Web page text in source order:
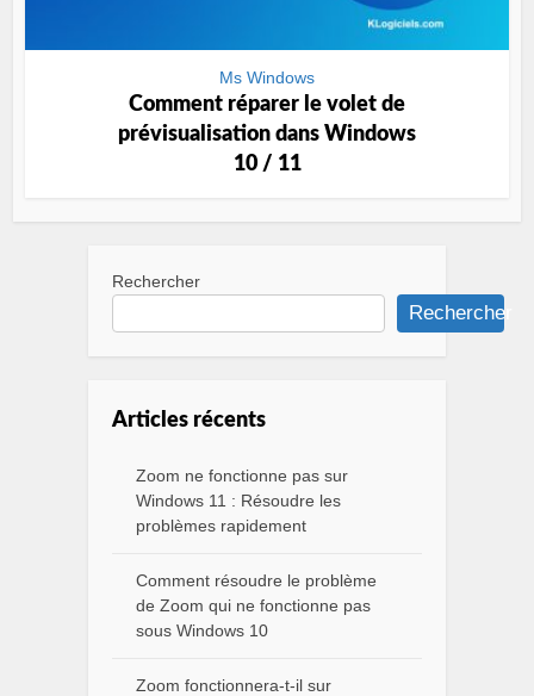
Ms Windows
Comment réparer le volet de
prévisualisation dans Windows
10 / 11
Rechercher
Rechercher
Articles récents
Zoom ne fonctionne pas sur
Windows 11 : Résoudre les
problèmes rapidement
Comment résoudre le problème
de Zoom qui ne fonctionne pas
sous Windows 10
Zoom fonctionnera-t-il sur